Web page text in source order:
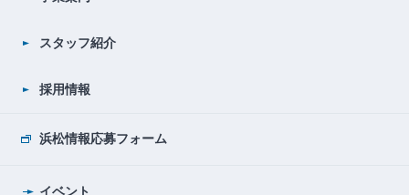
スタッフ紹介
採用情報
浜松情報応募フォーム
イベント